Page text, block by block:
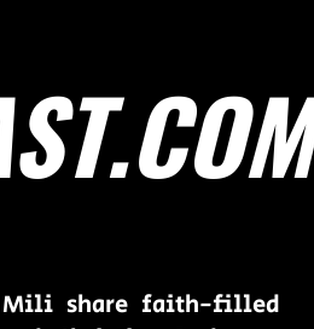
Mili share faith-filled